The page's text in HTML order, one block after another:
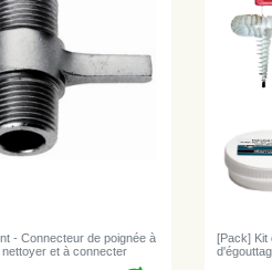
- Connecteur de poignée à
et à connecter
[Pack] Kit